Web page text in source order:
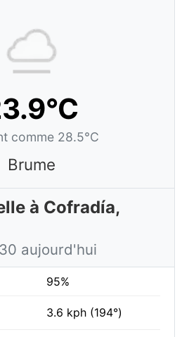
comme 28.5°C
Brume
à Cofradía,
aujourd'hui
95%
3.6 kph (194°)